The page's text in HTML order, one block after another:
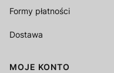
Formy płatności
Dostawa
MOJE KONTO